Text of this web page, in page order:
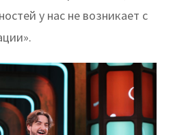
у нас не возникает с